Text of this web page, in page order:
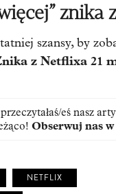
znika
szansy, by
z Netflixa 21
eś nasz
Obserwuj nas
NETFLIX